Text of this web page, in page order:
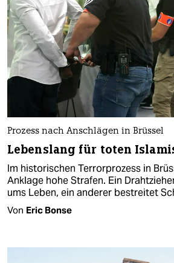
Prozess nach Anschlägen in Brüssel
Lebenslang für toten
Im historischen Terrorprozess in
Anklage hohe Strafen. Ein
ums Leben, ein anderer bestreitet
Von Eric Bonse